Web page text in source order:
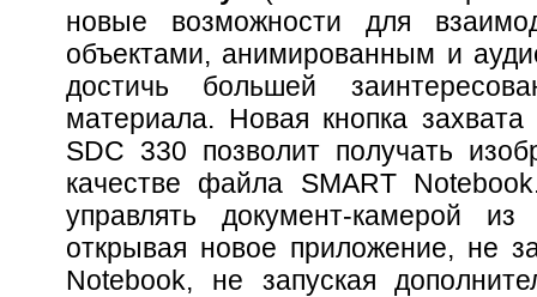
новые возможности для
объектами, анимированным и
достичь большей
материала. Новая кнопка
SDC 330 позволит получать
качестве файла SMART
управлять документ-камерой
открывая новое приложение, не
Notebook, не запуская